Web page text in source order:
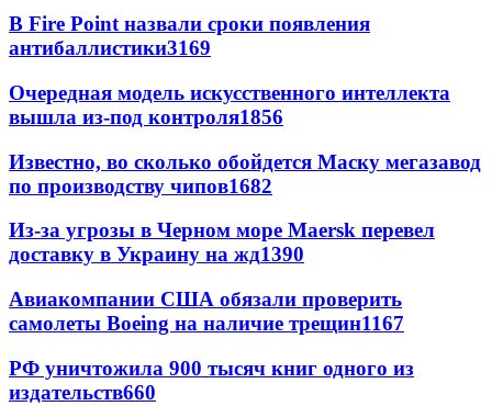
В Fire Point назвали сроки появления
антибаллистики3169
Очередная модель искусственного интеллекта
вышла из-под контроля1856
Известно, во сколько обойдется Маску мегазавод
по производству чипов1682
Из-за угрозы в Черном море Maersk перевел
доставку в Украину на жд1390
Авиакомпании США обязали проверить
самолеты Boeing на наличие трещин1167
РФ уничтожила 900 тысяч книг одного из
издательств660